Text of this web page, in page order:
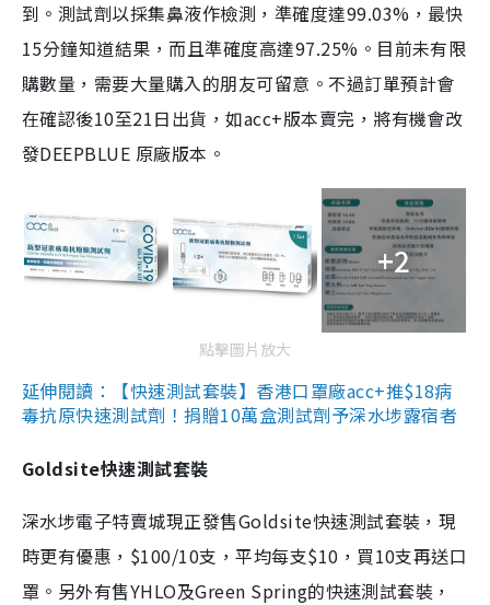
到。測試劑以採集鼻液作檢測，準確度達99.03%，最快
15分鐘知道結果，而且準確度高達97.25%。目前未有限
購數量，需要大量購入的朋友可留意。不過訂單預計會
在確認後10至21日出貨，如acc+版本賣完，將有機會改
發DEEPBLUE 原廠版本。
+2
點擊圖片放大
延伸閱讀：【快速測試套裝】香港口罩廠acc+推$18病
毒抗原快速測試劑！捐贈10萬盒測試劑予深水埗露宿者
Goldsite快速測試套裝
深水埗電子特賣城現正發售Goldsite快速測試套裝，現
時更有優惠，$100/10支，平均每支$10，買10支再送口
罩。另外有售YHLO及Green Spring的快速測試套裝，